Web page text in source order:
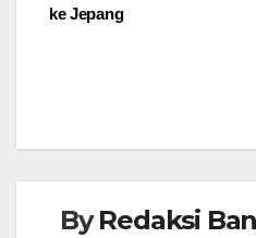
ke Jepang
ByRedaksi